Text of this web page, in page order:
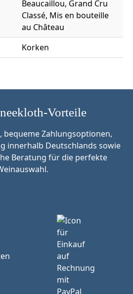
Beaucaillou, Grand Cru
Classé, Mis en bouteille
au Château
Korken
Vorteile
bequeme Zahlungsoptionen,
innerhalb Deutschlands sowie
Beratung für die perfekte